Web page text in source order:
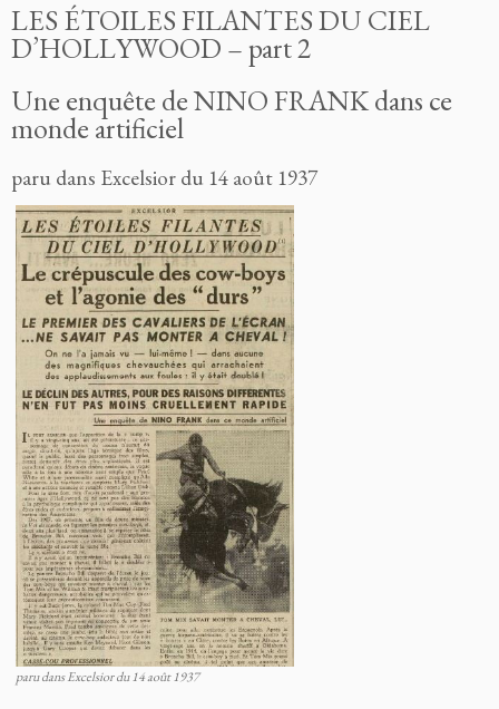
LES ÉTOILES FILANTES DU CIEL
D’HOLLYWOOD – part 2
Une enquête de NINOFRANKdans ce
monde artificiel
paru dans Excelsior du 14 août 1937
paru dans Excelsior du 14 août 1937